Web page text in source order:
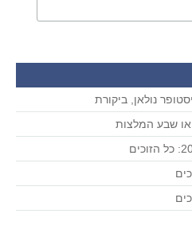
נולאן, ביקורת